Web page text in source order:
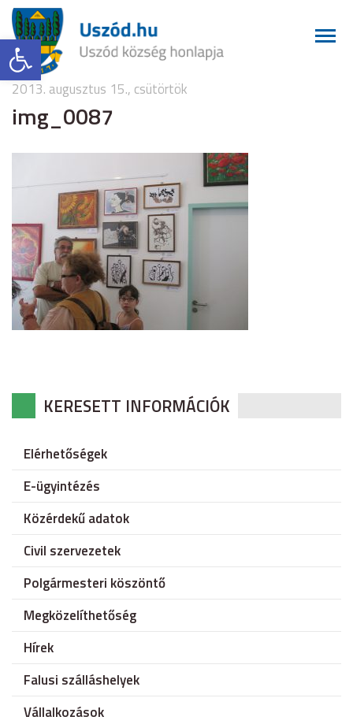
Eszköztár megnyitása
2013. augusztus 15., csütörtök
img_0087
KERESETT INFORMÁCIÓK
Elérhetőségek
E-ügyintézés
Közérdekű adatok
Civil szervezetek
Polgármesteri köszöntő
Megközelíthetőség
Hírek
Falusi szálláshelyek
Vállalkozások